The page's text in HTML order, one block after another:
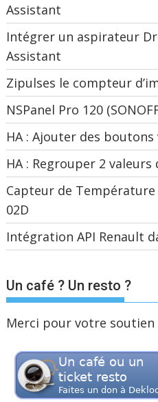
Assistant
Intégrer un aspirateur
Assistant
Zipulses le compteur
NSPanel Pro 120
HA : Ajouter des boutons
HA : Regrouper 2
Capteur de Température
02D
Intégration API Renault
Un café ? Un resto ?
Merci pour votre